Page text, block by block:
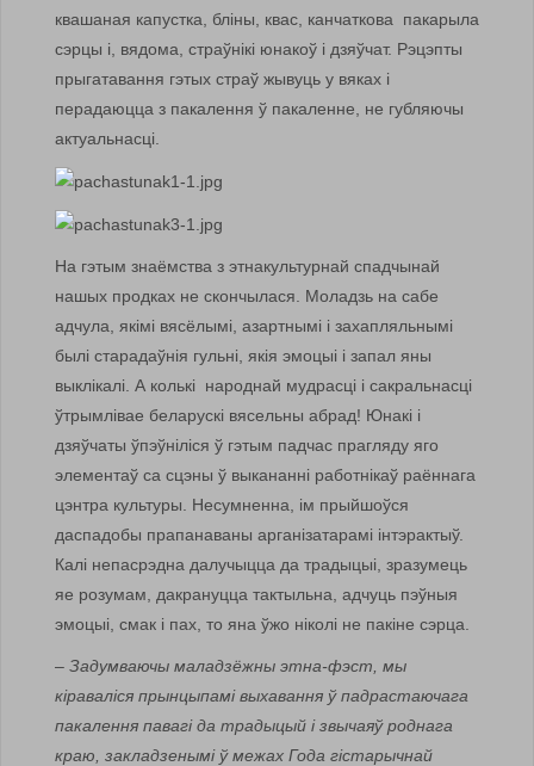
квашаная капустка, бліны, квас, канчаткова пакарыла
сэрцы і, вядома, страўнікі юнакоў і дзяўчат. Рэцэпты
прыгатавання гэтых страў жывуць у вяках і
перадаюцца з пакалення ў пакаленне, не губляючы
актуальнасці.
На гэтым знаёмства з этнакультурнай спадчынай
нашых продках не скончылася. Моладзь на сабе
адчула, якімі вясёлымі, азартнымі і захапляльнымі
былі старадаўнія гульні, якія эмоцыі і запал яны
выклікалі. А колькі народнай мудрасці і сакральнасці
ўтрымлівае беларускі вясельны абрад! Юнакі і
дзяўчаты ўпэўніліся ў гэтым падчас прагляду яго
элементаў са сцэны ў выкананні работнікаў раённага
цэнтра культуры. Несумненна, ім прыйшоўся
даспадобы прапанаваны арганізатарамі інтэрактыў.
Калі непасрэдна далучыцца да традыцыі, зразумець
яе розумам, дакрануцца тактыльна, адчуць пэўныя
эмоцыі, смак і пах, то яна ўжо ніколі не пакіне сэрца.
– Задумваючы маладзёжны этна-фэст, мы
кіраваліся прын­­цыпамі выхавання ў падрастаючага
пакалення павагі да традыцый і звычаяў роднага
краю, закладзенымі ў межах Года гіста­рычнай